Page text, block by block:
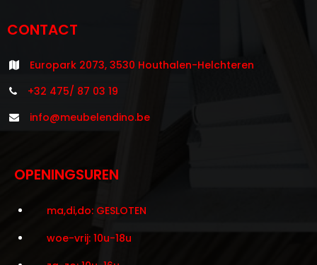
CONTACT
Europark 2073, 3530 Houthalen-Helchteren
+32 475/ 87 03 19
info@meubelendino.be
OPENINGSUREN
ma,di,do: GESLOTEN
woe-vrij: 10u-18u